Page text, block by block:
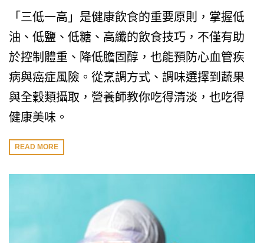
「三低一高」是健康飲食的重要原則，掌握低
油、低鹽、低糖、高纖的飲食技巧，不僅有助
於控制體重、降低膽固醇，也能預防心血管疾
病與癌症風險。從烹調方式、調味選擇到蔬果
與全穀類攝取，營養師教你吃得清淡，也吃得
健康美味。
READ MORE